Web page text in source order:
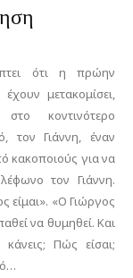
ότι η πρώην
μετακομίσει,
κοντινότερο
τον Γιάννη, έναν
κακοποιούς για να
τον Γιάννη.
είμαι». «Ο Γιώργος
να θυμηθεί. Και
Πώς είσαι;